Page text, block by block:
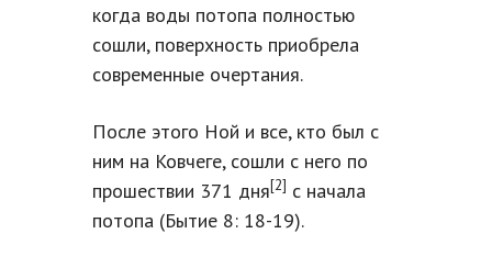
когда воды потопа полностью
сошли, поверхность приобрела
современные очертания.
После этого Ной и все, кто был с
ним на Ковчеге, сошли с него по
прошествии 371 дня[2] с начала
потопа (Бытие 8: 18-19).